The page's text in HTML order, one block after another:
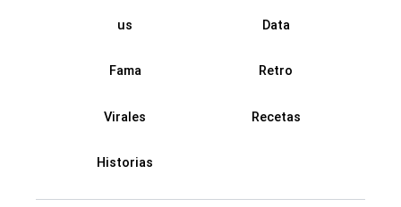
us Data
Fama Retro
Virales Recetas
Historias